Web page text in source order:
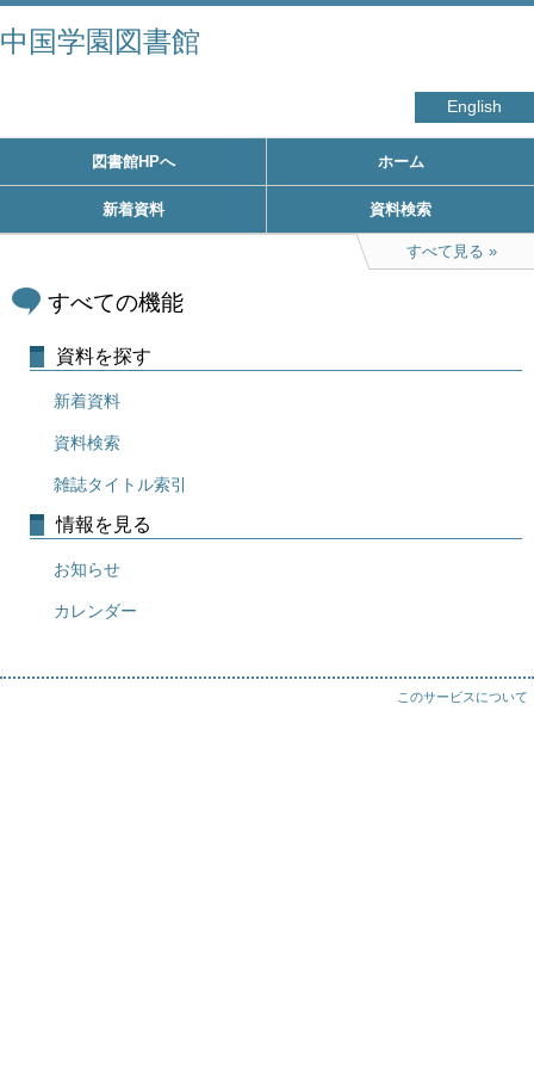
中国学園図書館
English
図書館HPへ ホーム
新着資料 資料検索
すべて見る
すべての機能
資料を探す
新着資料
資料検索
雑誌タイトル索引
情報を見る
お知らせ
カレンダー
このサービスについて